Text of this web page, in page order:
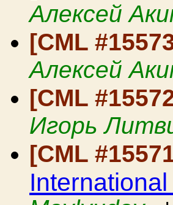
Алексей
[CML
Алексей
[CML
Игорь
[CML